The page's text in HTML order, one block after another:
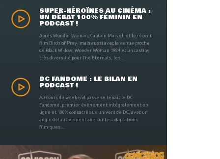
SUPER-HÉROÏNES AU CINÉMA :
UN DÉBAT 100% FÉMININ EN
PODCAST !
Après Wonder Woman, Captain Marvel, et le récent
film Birds of Prey, mais aussi avec la venue proche
de Black Widow, Wonder Woman 1984 et un casting
très diversifié pour The Eternals, les ...
DC FANDOME : LE BILAN EN
PODCAST !
Au cours du weekend passé se tenait le DC
Fandome, premier évènement intégralement en
ligne et 100% consacré aux univers de DC, avec un
angle définitivement axé sur les adaptations
filmiques ...